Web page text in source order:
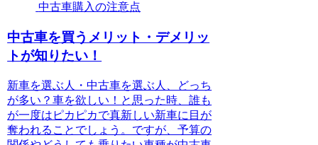
中古車購入の注意点
中古車を買うメリット・デメリッ
トが知りたい！
新車を選ぶ人・中古車を選ぶ人、どっち
が多い？車を欲しい！と思った時、誰も
が一度はピカピカで真新しい新車に目が
奪われることでしょう。ですが、予算の